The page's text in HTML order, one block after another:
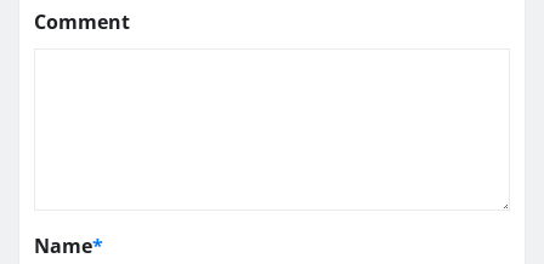
Comment
Name*